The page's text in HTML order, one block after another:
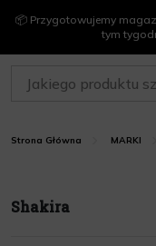
📦 Przygotowujemy
tym
Strona Główna MARKI
Shakira